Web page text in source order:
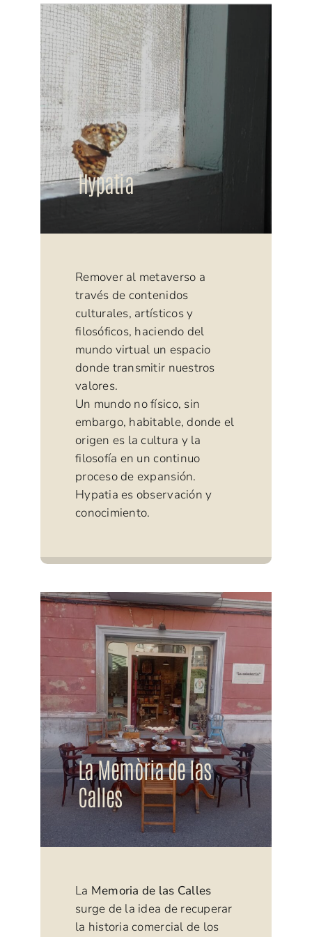
Hypatia
Remover al metaverso a
través de contenidos
culturales, artísticos y
filosóficos, haciendo del
mundo virtual un espacio
donde transmitir nuestros
valores.
Un mundo no físico, sin
embargo, habitable, donde el
origen es la cultura y la
filosofía en un continuo
proceso de expansión.
Hypatia es observación y
conocimiento.
La Memòria de las
Calles
La Memoria de las Calles
surge de la idea de recuperar
la historia comercial de los